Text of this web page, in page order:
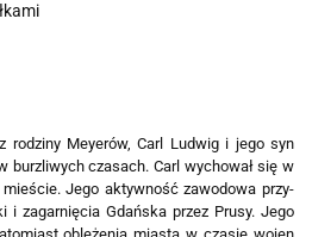
rodziny Mey­erów, Carl Ludwig i jego syn
burz­li­wych cza­sach. Carl wycho­wał się w
Jego aktyw­ność zawo­dowa przy­
i zagar­nię­cia Gdań­ska przez Prusy. Jego